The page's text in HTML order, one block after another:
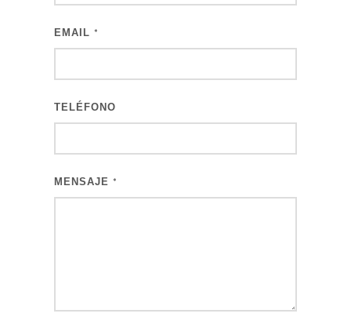
EMAIL *
TELÉFONO
MENSAJE *